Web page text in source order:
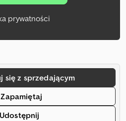
prywatności
się z sprzedającym
Zapamiętaj